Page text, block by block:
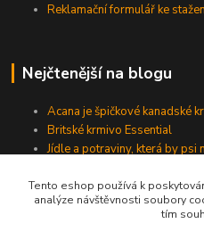
Reklamační formulář ke
Nejčtenější na blogu
Acana je špičkové kanadské
Britské krmivo Essential
Jídle a potraviny, která by psi
Tento eshop používá k
analýze návštěvnosti soubory
tím